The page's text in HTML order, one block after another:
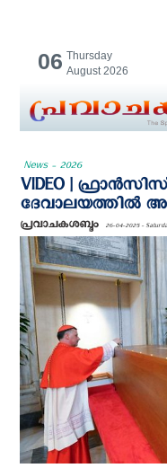
06 Thursday
August 2026
News - 2026
VIDEO | ഫ്രാൻസിസ്
ദേവാലയത്തിൽ
പ്രവാചകശബ്ദം 26-04-2025 -